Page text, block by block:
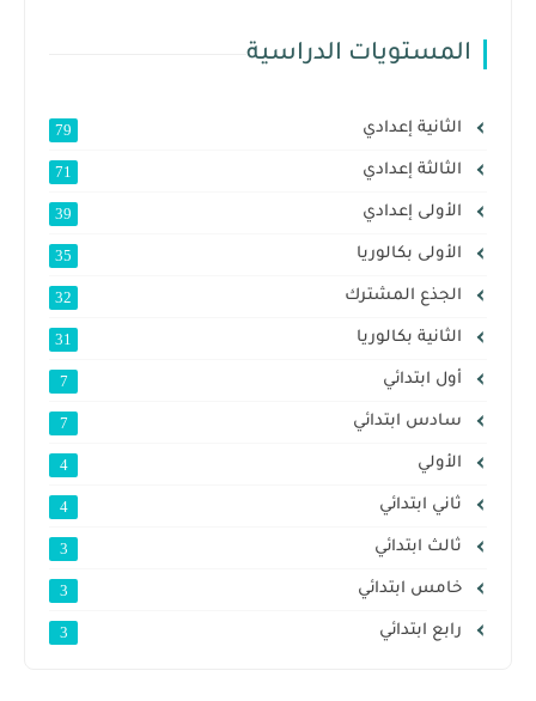
المستويات الدراسية
الثانية إعدادي 79
الثالثة إعدادي 71
الأولى إعدادي 39
الأولى بكالوريا 35
الجذع المشترك 32
الثانية بكالوريا 31
أول ابتدائي 7
سادس ابتدائي 7
الأولي 4
ثاني ابتدائي 4
ثالث ابتدائي 3
خامس ابتدائي 3
رابع ابتدائي 3